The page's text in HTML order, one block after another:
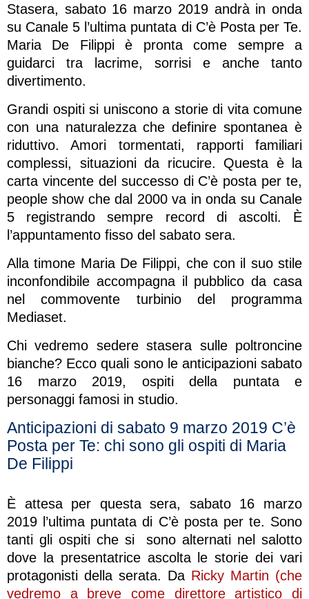
Stasera, sabato 16 marzo 2019 andrà in onda
su Canale 5 l’ultima puntata di C’è Posta per Te.
Maria De Filippi è pronta come sempre a
guidarci tra lacrime, sorrisi e anche tanto
divertimento.
Grandi ospiti si uniscono a storie di vita comune
con una naturalezza che definire spontanea è
riduttivo. Amori tormentati, rapporti familiari
complessi, situazioni da ricucire. Questa è la
carta vincente del successo di C’è posta per te,
people show che dal 2000 va in onda su Canale
5 registrando sempre record di ascolti. È
l’appuntamento fisso del sabato sera.
Alla timone Maria De Filippi, che con il suo stile
inconfondibile accompagna il pubblico da casa
nel commovente turbinio del programma
Mediaset.
Chi vedremo sedere stasera sulle poltroncine
bianche? Ecco quali sono le anticipazioni sabato
16 marzo 2019, ospiti della puntata e
personaggi famosi in studio.
Anticipazioni di sabato 9 marzo 2019 C’è
Posta per Te: chi sono gli ospiti di Maria
De Filippi
È attesa per questa sera, sabato 16 marzo
2019 l’ultima puntata di C’è posta per te. Sono
tanti gli ospiti che si sono alternati nel salotto
dove la presentatrice ascolta le storie dei vari
protagonisti della serata. Da Ricky Martin (che
vedremo a breve come direttore artistico di